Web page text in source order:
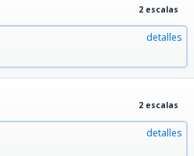
2 escalas
detalles
2 escalas
detalles